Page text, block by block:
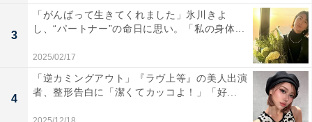
3
「がんばって生きてくれました」氷川きよ
し、“パートナー”の命日に思い。「私の身体...
2025/02/17
4
「逆カミングアウト」『ラヴ上等』の美人出演
者、整形告白に「潔くてカッコよ！」「好...